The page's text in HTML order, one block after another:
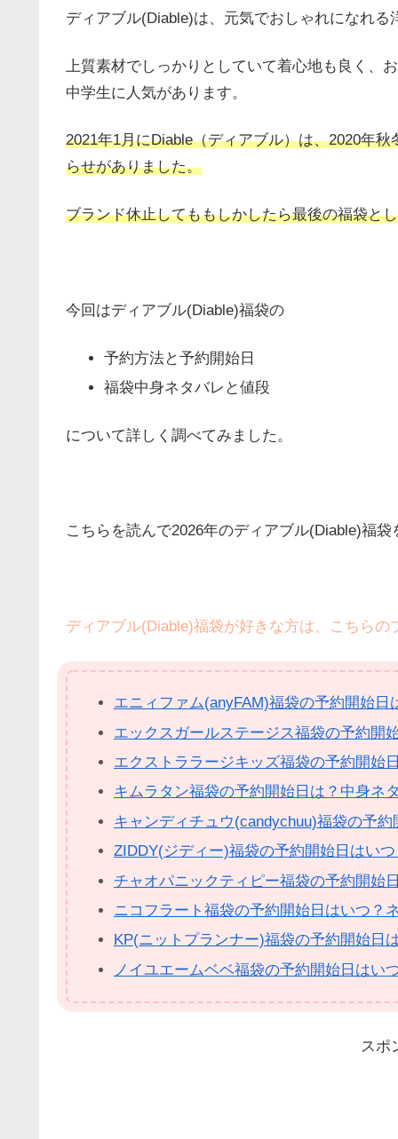
ディアブル(Diable)は、元気でおしゃれになれ
上質素材でしっかりとしていて着心地も良く、
中学生に人気があります。
2021年1月にDiable（ディアブル）は、2020年
らせがありました。
ブランド休止してももしかしたら最後の福袋と
今回はディアブル(Diable)福袋の
予約方法と予約開始日
福袋中身ネタバレと値段
について詳しく調べてみました。
こちらを読んで2026年のディアブル(Diable)福
ディアブル(Diable)福袋が好きな方は、こちらの
エニィファム(anyFAM)福袋の予約開始
エックスガールステージス福袋の予約開
エクストララージキッズ福袋の予約開始
キムラタン福袋の予約開始日は？中身ネ
キャンディチュウ(candychuu)福袋の予
ZIDDY(ジディー)福袋の予約開始日はい
チャオパニックティピー福袋の予約開始
ニコフラート福袋の予約開始日はいつ？
KP(ニットプランナー)福袋の予約開始日
ノイユエームベベ福袋の予約開始日はい
スポ